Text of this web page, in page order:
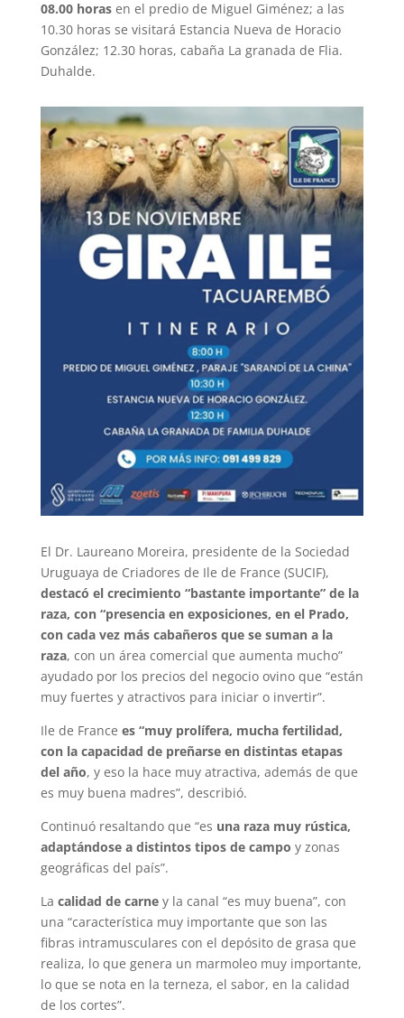
08.00 horasen el predio de Miguel Giménez; a las
10.30 horas se visitará Estancia Nueva de Horacio
González; 12.30 horas, cabaña La granada de Flia.
Duhalde.
El Dr. Laureano Moreira, presidente de la Sociedad
Uruguaya de Criadores de Ile de France (SUCIF),
destacó el crecimiento “bastante importante” de la
raza, con “presencia en exposiciones, en el Prado,
con cada vez más cabañeros que se suman a la
raza, con un área comercial que aumenta mucho”
ayudado por los precios del negocio ovino que “están
muy fuertes y atractivos para iniciar o invertir”.
Ile de France es “muy prolífera, mucha fertilidad,
con la capacidad de preñarse en distintas etapas
del año, y eso la hace muy atractiva, además de que
es muy buena madres”, describió.
Continuó resaltando que “es una raza muy rústica,
adaptándose a distintos tipos de campo y zonas
geográficas del país”.
La calidad de carney la canal “es muy buena”, con
una “característica muy importante que son las
fibras intramusculares con el depósito de grasa que
realiza, lo que genera un marmoleo muy importante,
lo que se nota en la terneza, el sabor, en la calidad
de los cortes”.